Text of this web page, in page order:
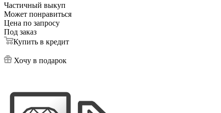
Частичный выкуп
Может понравиться
Цена по запросу
Под заказ
Купить в кредит
Хочу в подарок